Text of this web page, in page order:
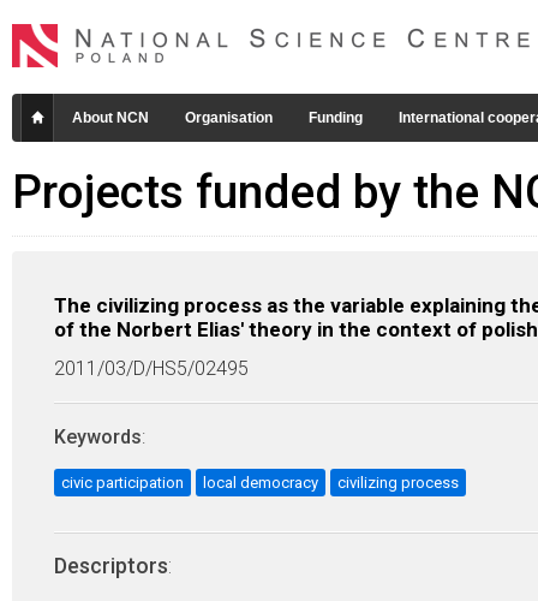
About NCN Organisation Funding International
Projects funded by the
The civilizing process as the variable explaining
of the Norbert Elias' theory in the context of
2011/03/D/HS5/02495
Keywords:
civic participation local democracy civilizing process
Descriptors: